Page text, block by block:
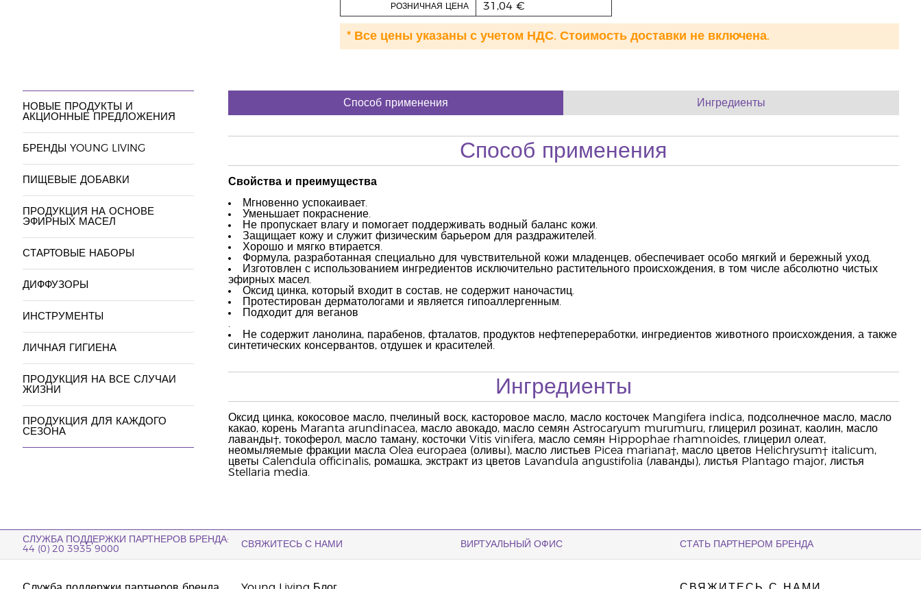
РОЗНИЧНАЯ ЦЕНА 31,04 €
* Все цены указаны с учетом НДС. Стоимость доставки не включена.
НОВЫЕ ПРОДУКТЫ И
АКЦИОННЫЕ ПРЕДЛОЖЕНИЯ
БРЕНДЫ YOUNG LIVING
ПИЩЕВЫЕ ДОБАВКИ
ПРОДУКЦИЯ НА ОСНОВЕ
ЭФИРНЫХ МАСЕЛ
СТАРТОВЫЕ НАБОРЫ
ДИФФУЗОРЫ
ИНСТРУМЕНТЫ
ЛИЧНАЯ ГИГИЕНА
ПРОДУКЦИЯ НА ВСЕ СЛУЧАИ
ЖИЗНИ
ПРОДУКЦИЯ ДЛЯ КАЖДОГО
СЕЗОНА
Способ применения Ингредиенты
Способ применения
Свойства и преимущества
Мгновенно успокаивает.
Уменьшает покраснение.
Не пропускает влагу и помогает поддерживать водный баланс кожи.
Защищает кожу и служит физическим барьером для раздражителей.
Хорошо и мягко втирается.
Формула, разработанная специально для чувствительной кожи младенцев, обеспечивает особо мягкий и бережный уход.
Изготовлен с использованием ингредиентов исключительно растительного происхождения, в том числе абсолютно чистых
эфирных масел.
Оксид цинка, который входит в состав, не содержит наночастиц.
Протестирован дерматологами и является гипоаллергенным.
Подходит для веганов
Не содержит ланолина, парабенов, фталатов, продуктов нефтепереработки, ингредиентов животного происхождения, а также
синтетических консервантов, отдушек и красителей.
Ингредиенты
Оксид цинка, кокосовое масло, пчелиный воск, касторовое масло, масло косточек Mangifera indica, подсолнечное масло, масло
какао, корень Maranta arundinacea, масло авокадо, масло семян Astrocaryum murumuru, глицерил розинат, каолин, масло
лаванды†, токоферол, масло таману, косточки Vitis vinifera, масло семян Hippophae rhamnoides, глицерил олеат,
неомыляемые фракции масла Olea europaea (оливы), масло листьев Picea mariana†, масло цветов Helichrysum† italicum,
цветы Calendula officinalis, ромашка, экстракт из цветов Lavandula angustifolia (лаванды), листья Plantago major, листья
Stellaria media.
СЛУЖБА ПОДДЕРЖКИ ПАРТНЕРОВ БРЕНДА:
44 (0) 20 3935 9000
СВЯЖИТЕСЬ С НАМИ ВИРТУАЛЬНЫЙ ОФИС СТАТЬ ПАРТНЕРОМ БРЕНДА